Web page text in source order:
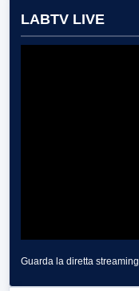
LABTV LIVE
Guarda la diretta streaming